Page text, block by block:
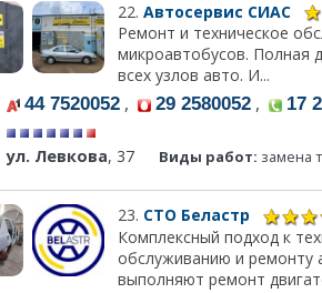
22. Автосервис СИАС
Ремонт и техническое
микроавтобусов. Полная
всех узлов авто. И...
44 7520052 , 29 2580052 , 17
ул. Левкова, 37 Виды работ: замена
23. СТО Беластр
Комплексный подход к
обслуживанию и ремонту
выполняют ремонт